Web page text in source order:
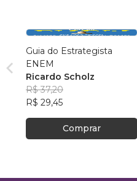
Guia do Estrategista
ENEM
Ricardo Scholz
R$ 37,20
R$ 29,45
Comprar